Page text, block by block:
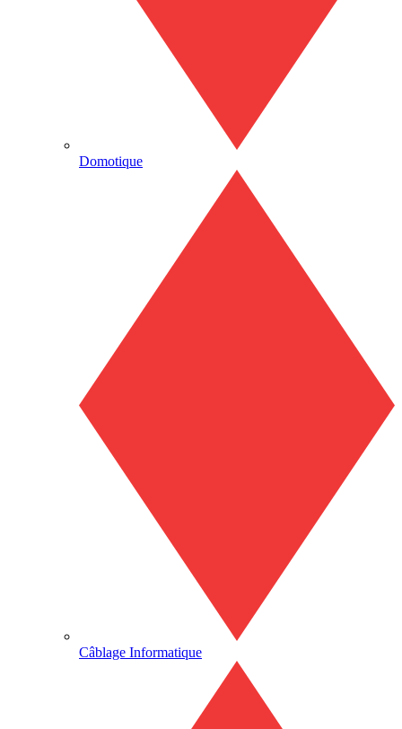
Domotique
Câblage Informatique